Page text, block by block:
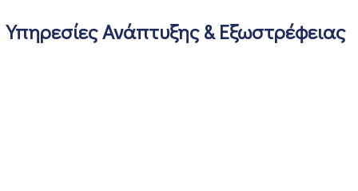
Υπηρεσίες Ανάπτυξης & Εξωστρέφειας